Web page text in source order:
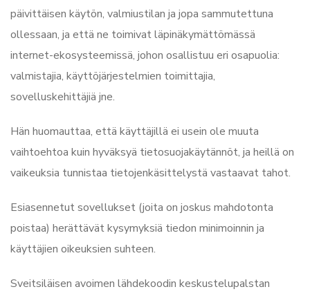
päivittäisen käytön, valmiustilan ja jopa sammutettuna
ollessaan, ja että ne toimivat läpinäkymättömässä
internet-ekosysteemissä, johon osallistuu eri osapuolia:
valmistajia, käyttöjärjestelmien toimittajia,
sovelluskehittäjiä jne.
Hän huomauttaa, että käyttäjillä ei usein ole muuta
vaihtoehtoa kuin hyväksyä tietosuojakäytännöt, ja heillä on
vaikeuksia tunnistaa tietojenkäsittelystä vastaavat tahot.
Esiasennetut sovellukset (joita on joskus mahdotonta
poistaa) herättävät kysymyksiä tiedon minimoinnin ja
käyttäjien oikeuksien suhteen.
Sveitsiläisen avoimen lähdekoodin keskustelupalstan